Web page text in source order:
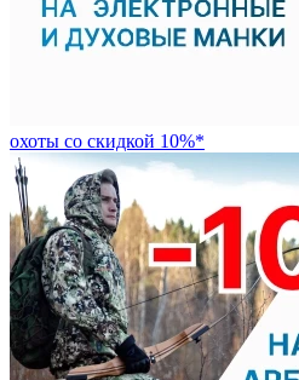
охоты со скидкой 10%*